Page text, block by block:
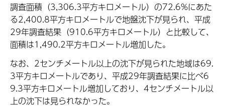
調査面積（3,306.3平方キロメートル）の72.6%にあた
る2,400.8平方キロメートルで地盤沈下が見られ、平成
29年調査結果（910.6平方キロメートル）と比較して、
面積は1,490.2平方キロメートル増加した。
なお、2センチメートル以上の沈下が見られた地域は69.
3平方キロメートルであり、平成29年調査結果に比べ6
9.3平方キロメートル増加しており、4センチメートル以
上の沈下は見られなかった。